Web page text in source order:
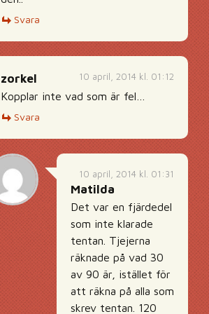
Svara
10 april, 2014 kl. 01:12
zorkel
Kopplar inte vad som är fel…
Svara
10 april, 2014 kl. 01:31
Matilda
Det var en fjärdedel
som inte klarade
tentan. Tjejerna
räknade på vad 30
av 90 är, istället för
att räkna på alla som
skrev tentan. 120